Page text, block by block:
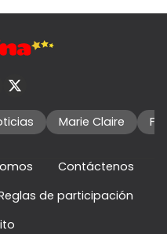
Marie Claire
Contáctenos
de participación